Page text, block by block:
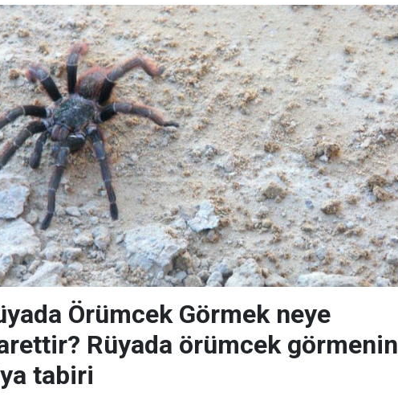
Örümcek Görmek neye
Rüyada örümcek görmenin
tabiri